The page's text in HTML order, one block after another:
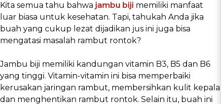
Kita semua tahu bahwa jambu biji memiliki manfaat
luar biasa untuk kesehatan. Tapi, tahukah Anda jika
buah yang cukup lezat dijadikan jus ini juga bisa
mengatasi masalah rambut rontok?
Jambu biji memiliki kandungan vitamin B3, B5 dan B6
yang tinggi. Vitamin-vitamin ini bisa memperbaiki
kerusakan jaringan rambut, membersihkan kulit kepala
dan menghentikan rambut rontok. Selain itu, buah ini